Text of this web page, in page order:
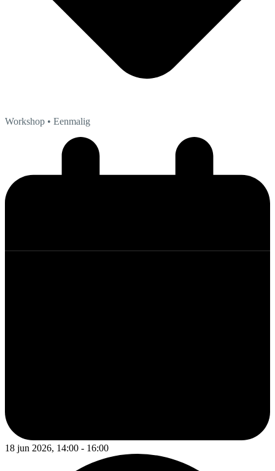
Workshop • Eenmalig
18 jun 2026, 14:00 - 16:00